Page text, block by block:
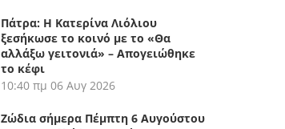
Πάτρα: Η Κατερίνα Λιόλιου
ξεσήκωσε το κοινό με το «Θα
αλλάξω γειτονιά» – Απογειώθηκε
το κέφι
10:40 πμ 06 Αυγ 2026
Ζώδια σήμερα Πέμπτη 6 Αυγούστου